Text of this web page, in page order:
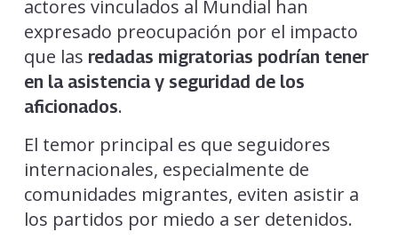
actores vinculados al Mundial han
expresado preocupación por el impacto
que las redadas migratorias podrían tener
en la asistencia y seguridad de los
aficionados.
El temor principal es que seguidores
internacionales, especialmente de
comunidades migrantes, eviten asistir a
los partidos por miedo a ser detenidos.